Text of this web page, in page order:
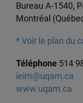
Bureau A-1540,
Montréal
* Voir le plan du
Téléphone 514
ieim@uqam.ca
www.uqam.ca